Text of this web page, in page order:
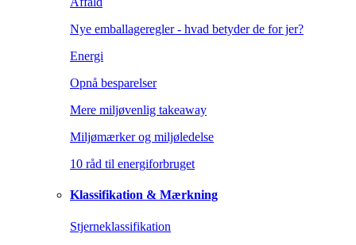
Nye emballageregler - hvad betyder de for jer?
Energi
Opnå besparelser
Mere miljøvenlig takeaway
Miljømærker og miljøledelse
10 råd til energiforbruget
Klassifikation & Mærkning
Stjerneklassifikation